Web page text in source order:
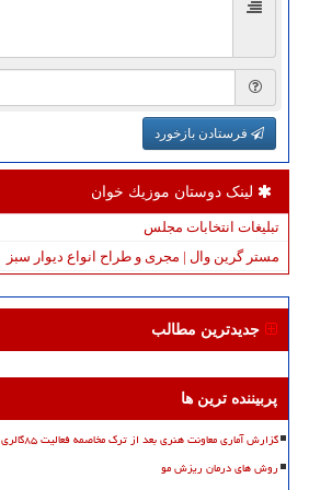
فرستادن بازخورد
لینک دوستان موزیك خوان
تبلیغات انتخابات مجلس
مستر گرین وال | مجری و طراح انواع دیوار سبز
جدیدترین مطالب
پربیننده ترین ها
گزارش آماری معاونت هنری بعد از ترک مخاصمه فعالیت ۸۵گالری و ۴۷ اجرای موسیقی
روش های درمان ریزش مو